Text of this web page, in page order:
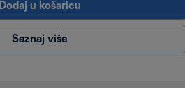
Dodaj u košaricu
Saznaj više